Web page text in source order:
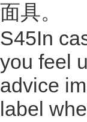
面具。
S45In
you feel
advice
label